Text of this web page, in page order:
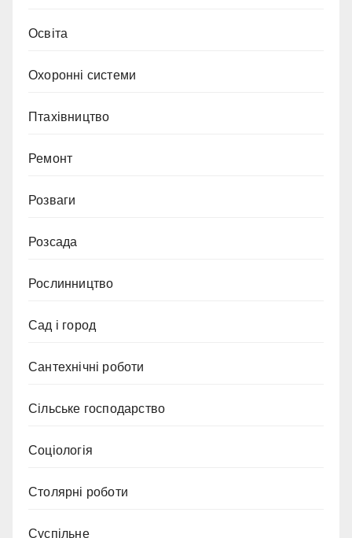
Освіта
Охоронні системи
Птахівництво
Ремонт
Розваги
Розсада
Рослинництво
Сад і город
Сантехнічні роботи
Сільське господарство
Соціологія
Столярні роботи
Суспільне